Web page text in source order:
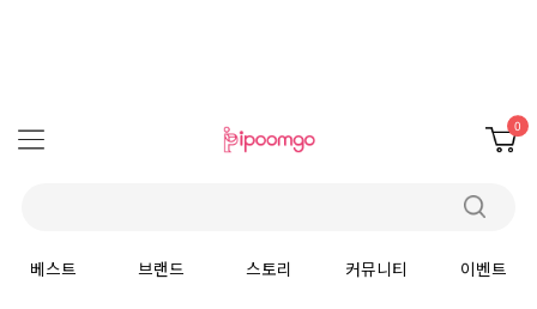
0
베스트 브랜드 스토리 커뮤니티 이벤트